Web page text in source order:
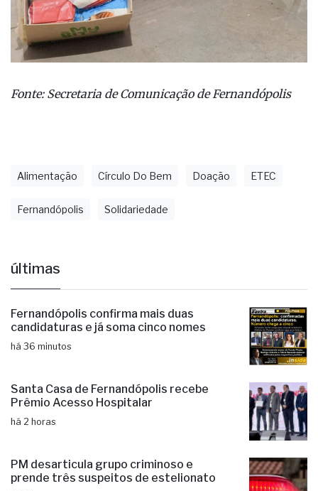
Fonte: Secretaria de Comunicação de Fernandópolis
Alimentação Círculo Do Bem Doação ETEC
Fernandópolis Solidariedade
últimas
Fernandópolis confirma mais duas
candidaturas e já soma cinco nomes
há 36 minutos
Santa Casa de Fernandópolis recebe
Prêmio Acesso Hospitalar
há 2 horas
PM desarticula grupo criminoso e
prende três suspeitos de estelionato